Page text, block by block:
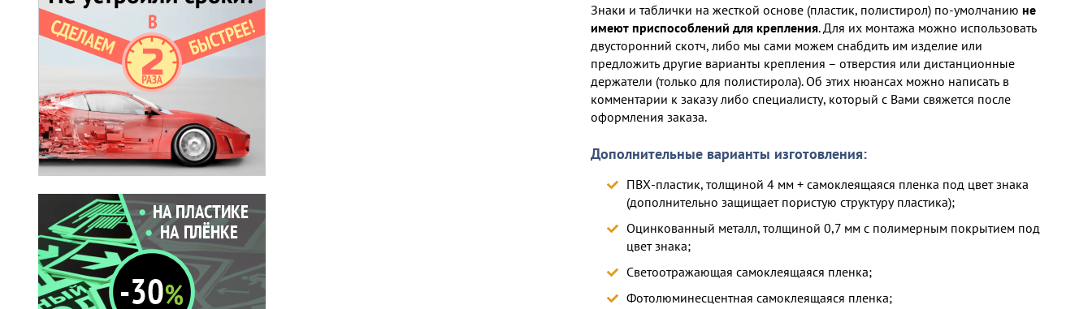
Знаки и таблички на жесткой основе (пластик, полистирол) по-умолчанию не
имеют приспособлений для крепления. Для их монтажа можно использовать
двусторонний скотч, либо мы сами можем снабдить им изделие или
предложить другие варианты крепления – отверстия или дистанционные
держатели (только для полистирола). Об этих нюансах можно написать в
комментарии к заказу либо специалисту, который с Вами свяжется после
оформления заказа.
Дополнительные варианты изготовления:
ПВХ-пластик, толщиной 4 мм + самоклеящаяся пленка под цвет знака
(дополнительно защищает пористую структуру пластика);
Оцинкованный металл, толщиной 0,7 мм с полимерным покрытием под
цвет знака;
Светоотражающая самоклеящаяся пленка;
Фотолюминесцентная самоклеящаяся пленка;